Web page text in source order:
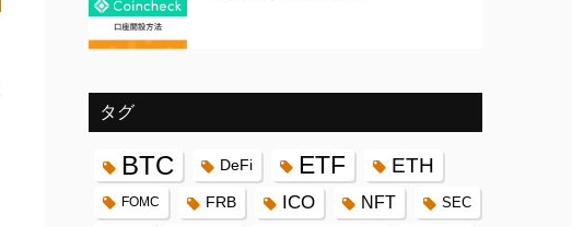
タグ
BTC DeFi ETF ETH
FOMC FRB ICO NFT SEC